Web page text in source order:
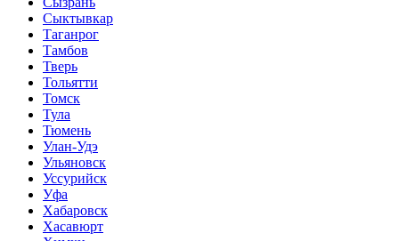
Сыктывкар
Таганрог
Тамбов
Тверь
Тольятти
Томск
Тула
Тюмень
Улан-Удэ
Ульяновск
Уссурийск
Уфа
Хабаровск
Хасавюрт